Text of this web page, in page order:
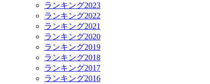
ランキング2023
ランキング2022
ランキング2021
ランキング2020
ランキング2019
ランキング2018
ランキング2017
ランキング2016